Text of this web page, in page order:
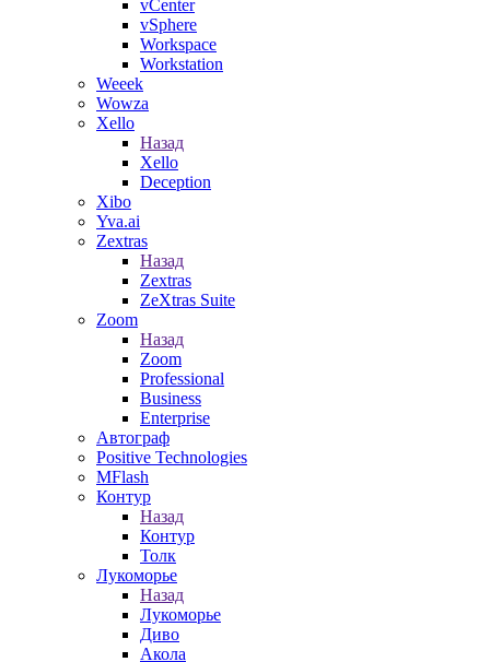
vCenter
vSphere
Workspace
Workstation
Weeek
Wowza
Xello
Назад
Xello
Deception
Xibo
Yva.ai
Zextras
Назад
Zextras
ZeXtras Suite
Zoom
Назад
Zoom
Professional
Business
Enterprise
Автограф
Positive Technologies
MFlash
Контур
Назад
Контур
Толк
Лукоморье
Назад
Лукоморье
Диво
Акола